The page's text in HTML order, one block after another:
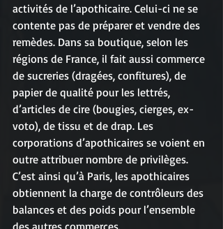
activités de l’apothicaire. Celui-ci ne se
contente pas de préparer et vendre des
remèdes. Dans sa boutique, selon les
régions de France, il fait aussi commerce
de sucreries (dragées, confitures), de
papier de qualité pour les lettrés,
d’articles de cire (bougies, cierges, ex-
voto), de tissu et de drap. Les
corporations d’apothicaires se voient en
outre attribuer nombre de privilèges.
C’est ainsi qu’à Paris, les apothicaires
obtiennent la charge de contrôleurs des
balances et des poids pour l’ensemble
des autres commerces.